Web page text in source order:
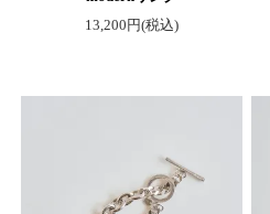
13,200円(税込)